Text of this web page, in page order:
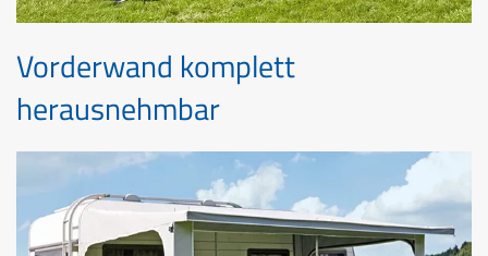
Vorderwand komplett
herausnehmbar